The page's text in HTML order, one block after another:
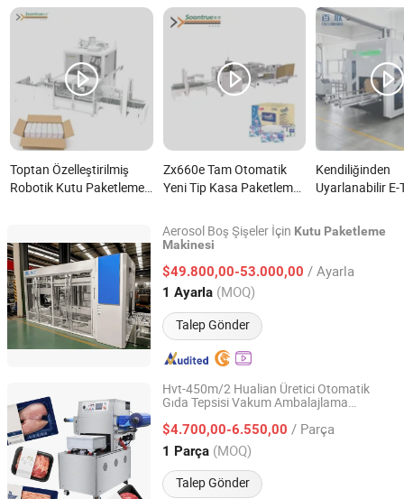
Toptan Özelleştirilmiş
Robotik Kutu Paketleme
Paketleyici nedir?
Zx660e Tam Otomatik
Yeni Tip Kasa Paketleme
Üretim Ekipmanı Küçük
Paketleme Makinesi Kasa
Kartonlama Makinesi
nedir?
Kendiliğinden
Uyarlanabilir
Kutusu
Aerosol Boş Şişeler İçin Kutu Paketleme
Makinesi
$49.800,00-53.000,00 / Ayarla
1 Ayarla (MOQ)
Talep Gönder
Sanli (Qingyuan)Intelligent Equipment Co., Ltd
Guangdong, China Fiyat 2025
Hvt-450m/2 Hualian Üretici Otomatik
Gıda Tepsisi Vakum Ambalajlama
$4.700,00-6.550,00 / Parça
1 Parça (MOQ)
Talep Gönder
Hualian Machinery Group Co., Ltd.
Zhejiang, China Fiyat 2010